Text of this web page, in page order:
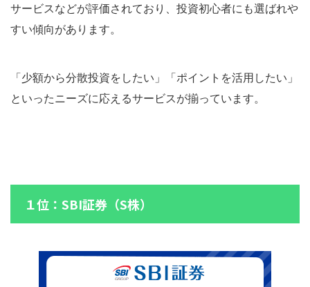
サービスなどが評価されており、投資初心者にも選ばれや
すい傾向があります。
「少額から分散投資をしたい」「ポイントを活用したい」
といったニーズに応えるサービスが揃っています。
１位：SBI証券（S株）